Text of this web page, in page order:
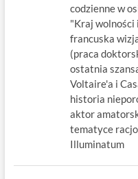
codzienne w
"Kraj
francuska
(praca
ostatnia
Voltaire'a i
historia
aktor
tematyce
Illuminatum